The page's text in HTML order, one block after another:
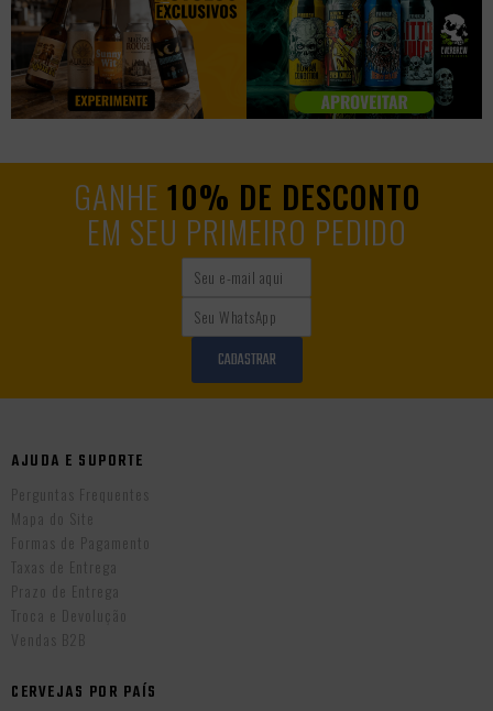
GANHE 10% DE DESCONTO
EM SEU PRIMEIRO PEDIDO
CADASTRAR
AJUDA E SUPORTE
Perguntas Frequentes
Mapa do Site
Formas de Pagamento
Taxas de Entrega
Prazo de Entrega
Troca e Devolução
Vendas B2B
CERVEJAS POR PAÍS